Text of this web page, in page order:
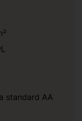
standard AA